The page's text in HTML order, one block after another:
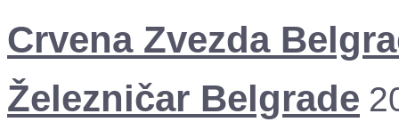
Crvena Zvezda
Železničar Belgrade